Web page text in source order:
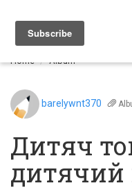
Home Album
barelywnt370
Дитяч
дитячий